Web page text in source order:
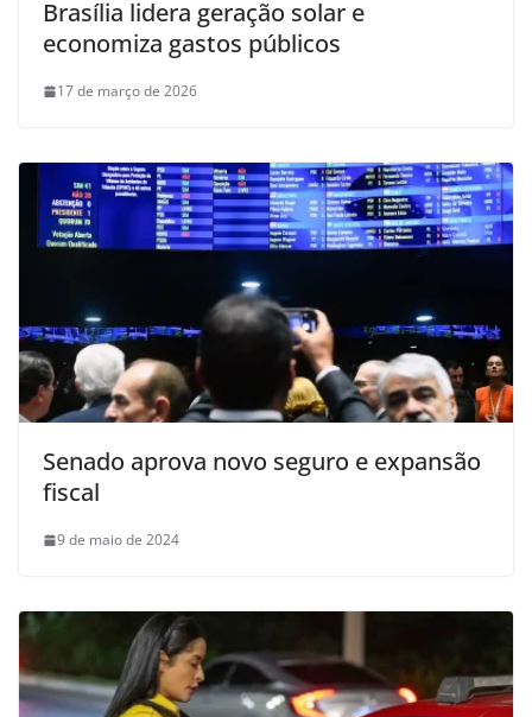
Brasília lidera geração solar e
economiza gastos públicos
17 de março de 2026
Senado aprova novo seguro e expansão
fiscal
9 de maio de 2024